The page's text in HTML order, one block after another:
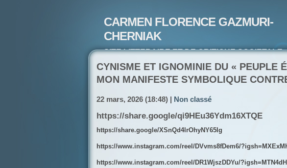
CARMEN FLORENCE GAZMURI-
CHERNIAK
SITE LITTERAIRE ET DE CRITIQUE SOCIETALE-
CYNISME ET IGNOMINIE DU « PEUPLE
MON MANIFESTE SYMBOLIQUE
22 mars, 2026 (18:48) | Non classé
https://share.google/qi9HEu36Ydm16XTQE
https://share.google/XSnQd4lrOhyNY65Ig
https://www.instagram.com/reel/DVvms8fDem6/
https://www.instagram.com/reel/DR1WjszDDYu/